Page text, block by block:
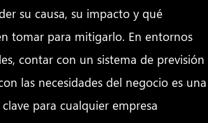
su causa, su impacto y qué
tomar para mitigarlo. En entornos
contar con un sistema de previsión
las necesidades del negocio es una
para cualquier empresa